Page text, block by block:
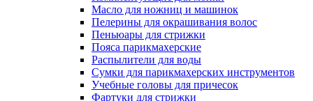
Масло для ножниц и машинок
Пелерины для окрашивания волос
Пеньюары для стрижки
Пояса парикмахерские
Распылители для воды
Сумки для парикмахерских инструментов
Учебные головы для причесок
Фартуки для стрижки